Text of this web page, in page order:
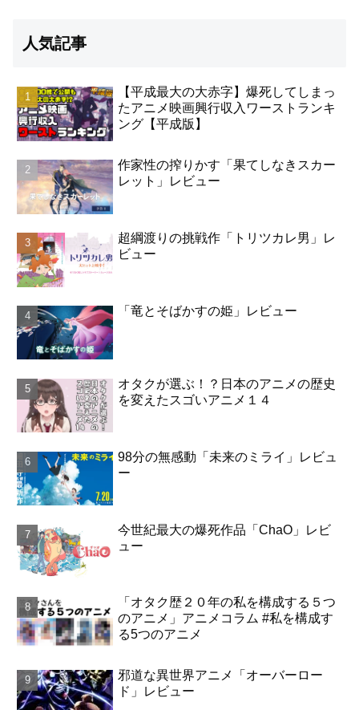
人気記事
【平成最大の大赤字】爆死してしまっ
たアニメ映画興行収入ワーストランキ
ング【平成版】
作家性の搾りかす「果てしなきスカー
レット」レビュー
超綱渡りの挑戦作「トリツカレ男」レ
ビュー
「竜とそばかすの姫」レビュー
オタクが選ぶ！？日本のアニメの歴史
を変えたスゴいアニメ１４
98分の無感動「未来のミライ」レビュ
ー
今世紀最大の爆死作品「ChaO」レビ
ュー
「オタク歴２０年の私を構成する５つ
のアニメ」アニメコラム #私を構成す
る5つのアニメ
邪道な異世界アニメ「オーバーロー
ド」レビュー